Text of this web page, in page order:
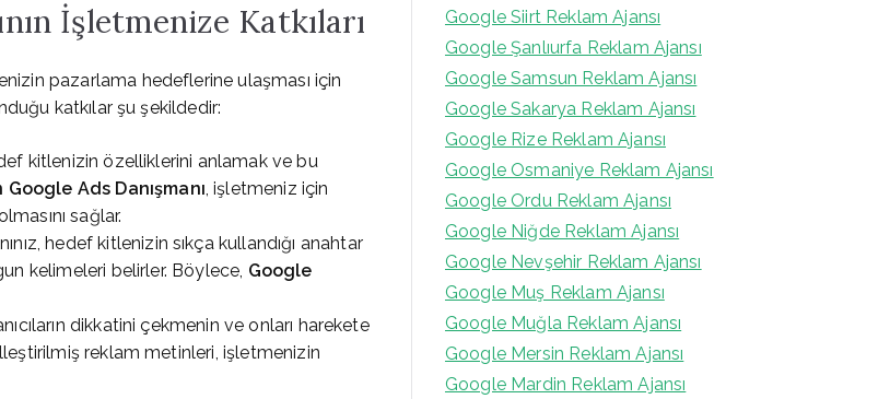
İşletmenize Katkıları
pazarlama hedeflerine ulaşması için
katkılar şu şekildedir:
kitlenizin özelliklerini anlamak ve bu
Google Ads Danışmanı, işletmeniz için
sağlar.
hedef kitlenizin sıkça kullandığı anahtar
kelimeleri belirler. Böylece, Google
dikkatini çekmenin ve onları harekete
reklam metinleri, işletmenizin
Google Siirt Reklam Ajansı
Google Şanlıurfa Reklam Ajansı
Google Samsun Reklam Ajansı
Google Sakarya Reklam Ajansı
Google Rize Reklam Ajansı
Google Osmaniye Reklam Ajansı
Google Ordu Reklam Ajansı
Google Niğde Reklam Ajansı
Google Nevşehir Reklam Ajansı
Google Muş Reklam Ajansı
Google Muğla Reklam Ajansı
Google Mersin Reklam Ajansı
Google Mardin Reklam Ajansı